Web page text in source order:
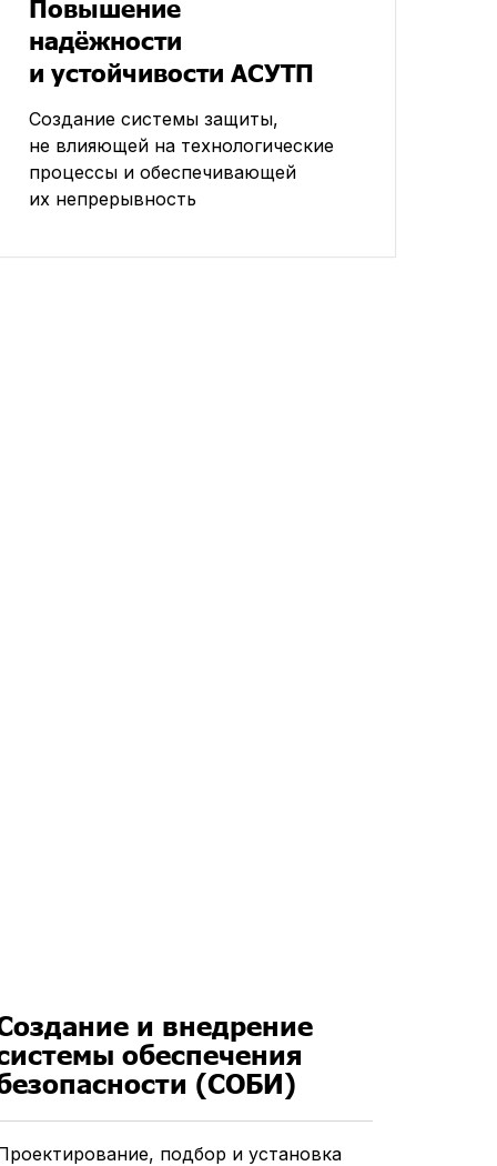
Повышение
надёжности
и устойчивости АСУТП
Создание системы защиты,
не влияющей на технологические
процессы и обеспечивающей
их непрерывность
и внедрение
обеспечения
(СОБИ)
подбор и установка